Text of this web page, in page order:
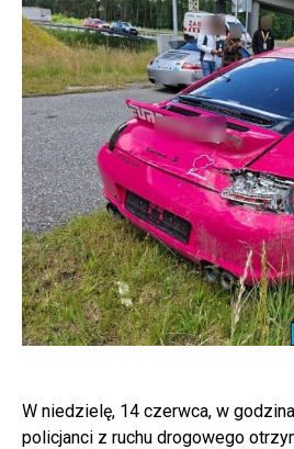
W niedzielę, 14 czerwca, w
policjanci z ruchu drogowego